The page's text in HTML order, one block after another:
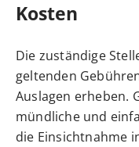
Kosten
Die zuständige
geltenden
Auslagen erheben.
mündliche und
die Einsichtnahme